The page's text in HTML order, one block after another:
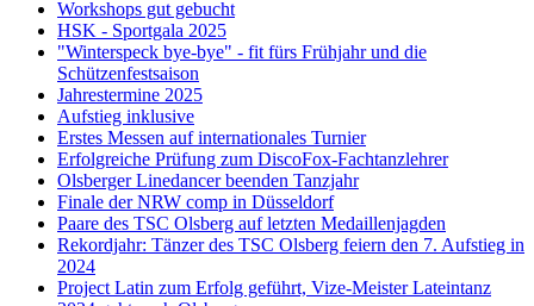
Workshops gut gebucht
HSK - Sportgala 2025
"Winterspeck bye-bye" - fit fürs Frühjahr und die
Schützenfestsaison
Jahrestermine 2025
Aufstieg inklusive
Erstes Messen auf internationales Turnier
Erfolgreiche Prüfung zum DiscoFox-Fachtanzlehrer
Olsberger Linedancer beenden Tanzjahr
Finale der NRW comp in Düsseldorf
Paare des TSC Olsberg auf letzten Medaillenjagden
Rekordjahr: Tänzer des TSC Olsberg feiern den 7. Aufstieg in
2024
Project Latin zum Erfolg geführt, Vize-Meister Lateintanz